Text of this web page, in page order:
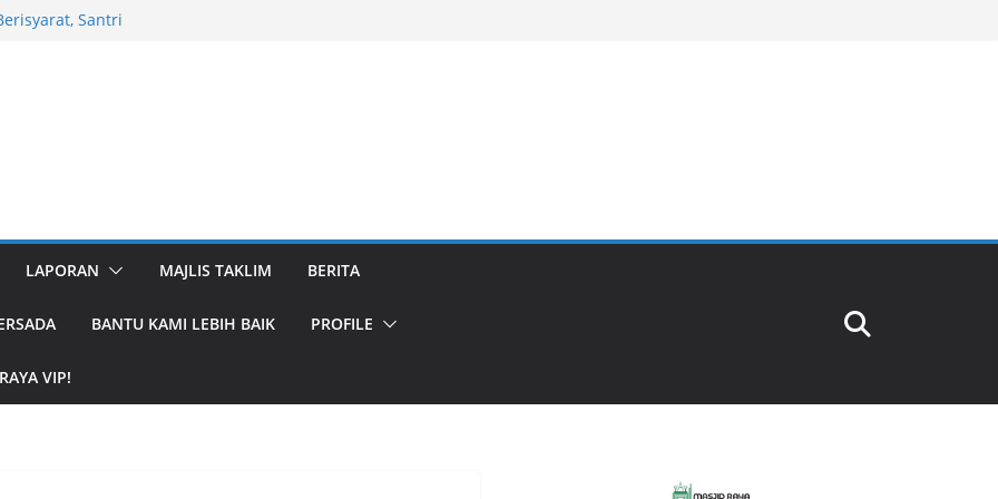
Vila Inti
Abdul Majid
Persada
LAPORAN MAJLIS TAKLIM BERITA
BANTU KAMI LEBIH BAIK PROFILE
VIP!